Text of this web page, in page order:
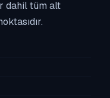
dahil tüm alt